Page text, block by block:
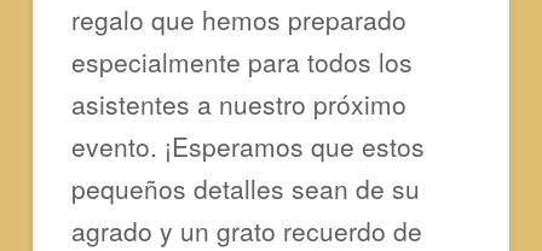
regalo que hemos preparado
especialmente para todos los
asistentes a nuestro próximo
evento. ¡Esperamos que estos
pequeños detalles sean de su
agrado y un grato recuerdo de